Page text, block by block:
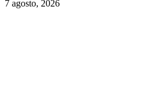
7 agosto, 2026